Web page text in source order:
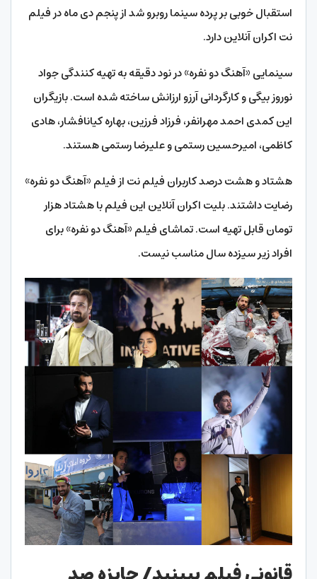
استقبال خوبی بر پرده سینما روبرو شد از پنجم دی ماه در فیلم
نت اکران آنلاین دارد.
سینمایی «آهنگ دو نفره» در نود دقیقه به تهیه کنندگی جواد
نوروز بیگی و کارگردانی آرزو ارزانش ساخته شده است. بازیگران
این کمدی احمد مهرانفر، فرزاد فرزین، بهاره کیان­افشار، هادی
کاظمی، امیرحسین رستمی و علیرضا رستمی هستند.
هشتاد و هشت درصد کاربران فیلم نت از فیلم «آهنگ دو نفره»
رضایت داشتند. بلیت اکران آنلاین این فیلم با هشتاد هزار
تومان قابل تهیه است. تماشای فیلم «آهنگ دو نفره» برای
افراد زیر سیزده سال مناسب نیست.